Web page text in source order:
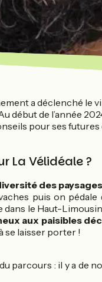
a déclenché le
de l’année
pour ses
La Vélidéale ?
des paysages
puis on pédale
le Haut-Limousin.
aux paisibles
se laisser porter !
parcours : il y a de